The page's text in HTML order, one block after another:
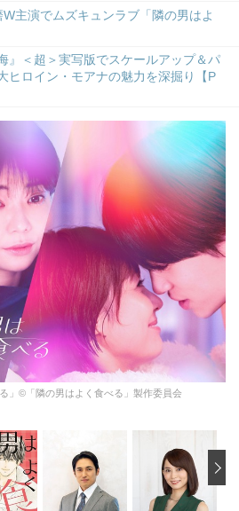
主演でムズキュンラブ「隣の男はよ
』＜超＞実写版でスケールアップ＆パ
ヒロイン・モアナの魅力を深掘り【P
」©︎「隣の男はよく食べる」製作委員会